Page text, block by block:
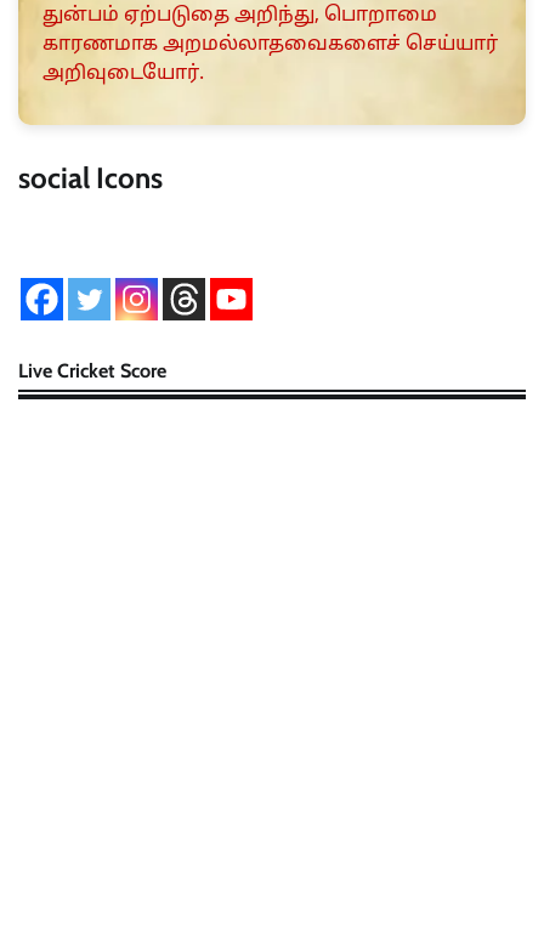
துன்பம் ஏற்படுத‌ை அறிந்து, பொறாமை
காரணமாக அறமல்லாதவைகளைச் செய்யார்
அறிவுடையோர்.
social Icons
Live Cricket Score